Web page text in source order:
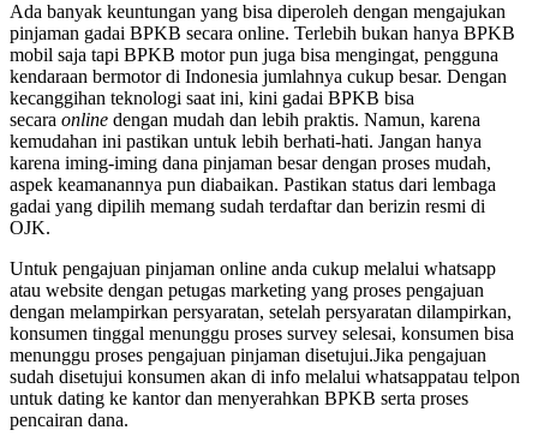
Ada banyak keuntungan yang bisa diperoleh dengan mengajukan
pinjaman gadai BPKB secara online. Terlebih bukan hanya BPKB
mobil saja tapi BPKB motor pun juga bisa mengingat, pengguna
kendaraan bermotor di Indonesia jumlahnya cukup besar. Dengan
kecanggihan teknologi saat ini, kini gadai BPKB bisa
secara online dengan mudah dan lebih praktis. Namun, karena
kemudahan ini pastikan untuk lebih berhati-hati. Jangan hanya
karena iming-iming dana pinjaman besar dengan proses mudah,
aspek keamanannya pun diabaikan. Pastikan status dari lembaga
gadai yang dipilih memang sudah terdaftar dan berizin resmi di
OJK.
Untuk pengajuan pinjaman online anda cukup melalui whatsapp
atau website dengan petugas marketing yang proses pengajuan
dengan melampirkan persyaratan, setelah persyaratan dilampirkan,
konsumen tinggal menunggu proses survey selesai, konsumen bisa
menunggu proses pengajuan pinjaman disetujui.Jika pengajuan
sudah disetujui konsumen akan di info melalui whatsappatau telpon
untuk dating ke kantor dan menyerahkan BPKB serta proses
pencairan dana.